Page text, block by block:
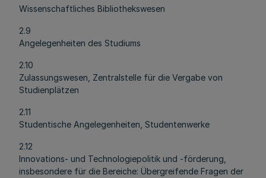
Wissenschaftliches Bibliothekswesen
2.9
Angelegenheiten des Studiums
2.10
Zulassungswesen, Zentralstelle für die Vergabe von
Studienplätzen
2.11
Studentische Angelegenheiten, Studentenwerke
2.12
Innovations- und Technologiepolitik und -förderung,
insbesondere für die Bereiche: Übergreifende Fragen der